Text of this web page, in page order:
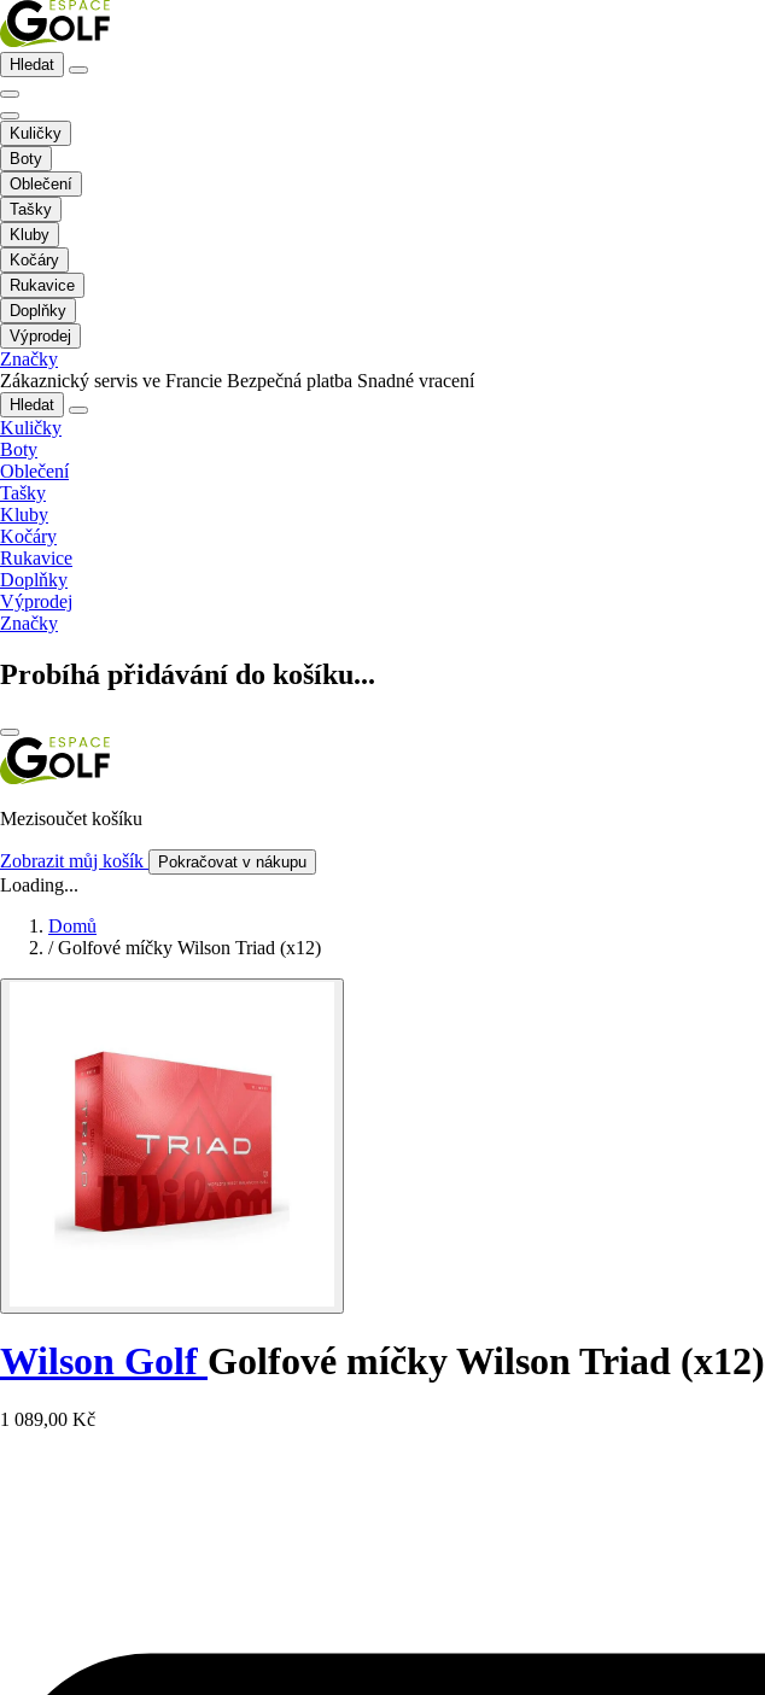
Hledat
Kuličky
Boty
Oblečení
Tašky
Kluby
Kočáry
Rukavice
Doplňky
Výprodej
Značky
Zákaznický servis ve Francie Bezpečná platba Snadné vracení
Hledat
Kuličky
Boty
Oblečení
Tašky
Kluby
Kočáry
Rukavice
Doplňky
Výprodej
Značky
Probíhá přidávání do košíku...
Mezisoučet košíku
Zobrazit můj košík Pokračovat v nákupu
Loading...
Domů
/ Golfové míčky Wilson Triad (x12)
Wilson Golf Golfové míčky Wilson Triad (x12)
1 089,00 Kč